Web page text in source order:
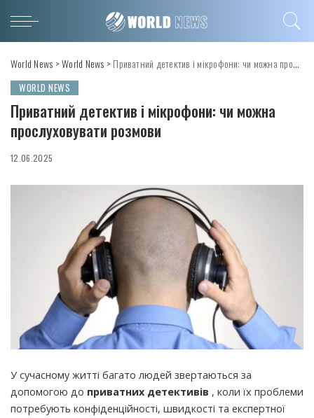
World News >World News > Приватний детектив і мікрофони: чи можна прослуховувати розмови
WORLD NEWS
Приватний детектив і мікрофони: чи можна
прослуховувати розмови
12.06.2025
У сучасному житті багато людей звертаються за
допомогою до приватних детективів , коли їх проблеми
потребують конфіденційності, швидкості та експертної